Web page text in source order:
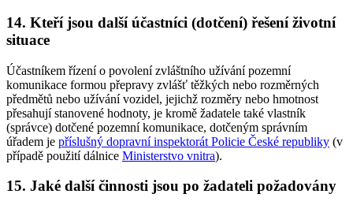
14. Kteří jsou další účastníci (dotčení) řešení životní
situace
Účastníkem řízení o povolení zvláštního užívání pozemní
komunikace formou přepravy zvlášť těžkých nebo rozměrných
předmětů nebo užívání vozidel, jejichž rozměry nebo hmotnost
přesahují stanovené hodnoty, je kromě žadatele také vlastník
(správce) dotčené pozemní komunikace, dotčeným správním
úřadem je příslušný dopravní inspektorát Policie České republiky (v
případě použití dálnice Ministerstvo vnitra).
15. Jaké další činnosti jsou po žadateli požadovány